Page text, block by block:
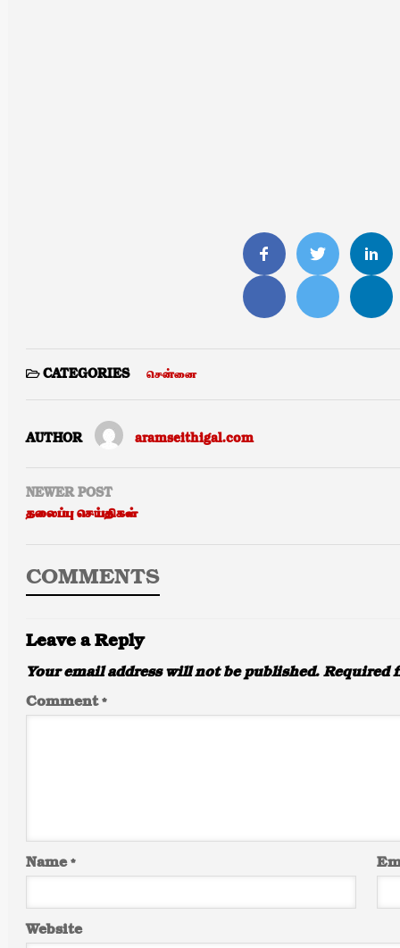
CATEGORIES சென்னை
AUTHOR aramseithigal.com
NEWER POST
தலைப்பு செய்திகள்
COMMENTS
Leave a Reply
Your email address will not be published. Required
Comment*
Name*
Website